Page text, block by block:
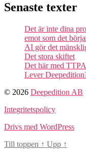
Senaste texter
Det är inte dina
emot som det
AI gör det
Det stora skiftet
Det här med TTPA
Lever
© 2026 Deepedition AB
Integritetspolicy
Drivs med WordPress
Till toppen ↑ Upp ↑